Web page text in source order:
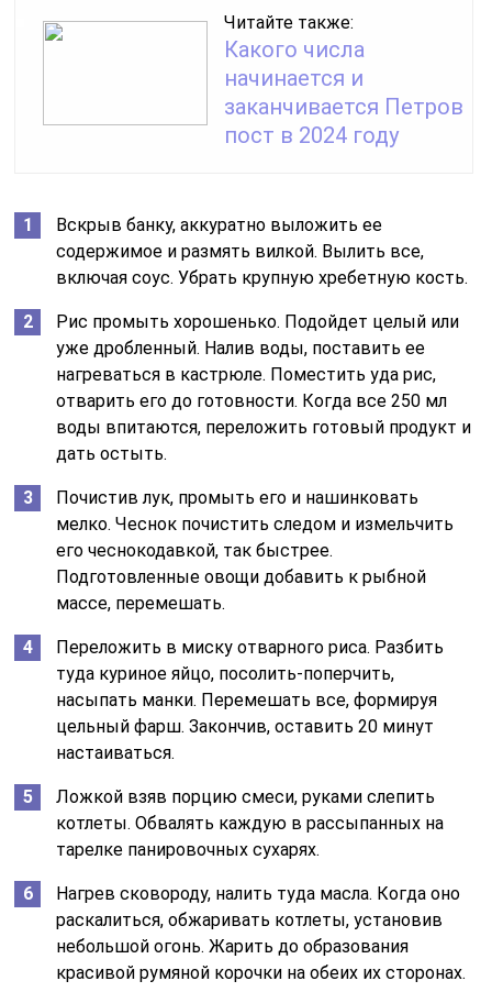
Читайте также:
Какого числа
начинается и
заканчивается Петров
пост в 2024 году
Вскрыв банку, аккуратно выложить ее
содержимое и размять вилкой. Вылить все,
включая соус. Убрать крупную хребетную кость.
Рис промыть хорошенько. Подойдет целый или
уже дробленный. Налив воды, поставить ее
нагреваться в кастрюле. Поместить уда рис,
отварить его до готовности. Когда все 250 мл
воды впитаются, переложить готовый продукт и
дать остыть.
Почистив лук, промыть его и нашинковать
мелко. Чеснок почистить следом и измельчить
его чеснокодавкой, так быстрее.
Подготовленные овощи добавить к рыбной
массе, перемешать.
Переложить в миску отварного риса. Разбить
туда куриное яйцо, посолить-поперчить,
насыпать манки. Перемешать все, формируя
цельный фарш. Закончив, оставить 20 минут
настаиваться.
Ложкой взяв порцию смеси, руками слепить
котлеты. Обвалять каждую в рассыпанных на
тарелке панировочных сухарях.
Нагрев сковороду, налить туда масла. Когда оно
раскалиться, обжаривать котлеты, установив
небольшой огонь. Жарить до образования
красивой румяной корочки на обеих их сторонах.